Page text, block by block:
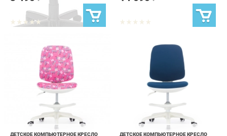
ДЕТСКОЕ КОМПЬЮТЕРНОЕ КРЕСЛО
LIBAO КРЕСЛО НА БЕЛОЙ
КРЕСТОВИНЕ LB-C16 РОЗОВЫЙ
ДЕТСКОЕ КОМПЬЮТЕРНОЕ КРЕСЛО
LIBAO КРЕСЛО НА БЕЛОЙ
КРЕСТОВИНЕ LB-C16 СИНИЙ